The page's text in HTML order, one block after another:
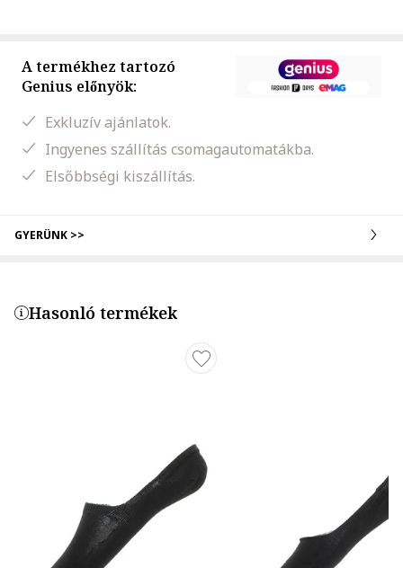
A termékhez tartozó
Genius előnyök:
Exkluzív ajánlatok.
Ingyenes szállítás csomagautomatákba.
Elsőbbségi kiszállítás.
GYERÜNK >>
Hasonló termékek